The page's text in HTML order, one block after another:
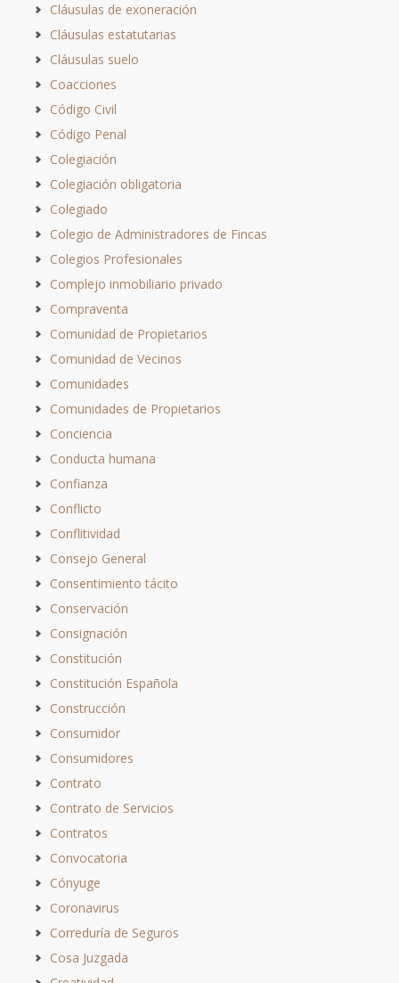
Cláusulas de exoneración
Cláusulas estatutarias
Cláusulas suelo
Coacciones
Código Civil
Código Penal
Colegiación
Colegiación obligatoria
Colegiado
Colegio de Administradores de Fincas
Colegios Profesionales
Complejo inmobiliario privado
Compraventa
Comunidad de Propietarios
Comunidad de Vecinos
Comunidades
Comunidades de Propietarios
Conciencia
Conducta humana
Confianza
Conflicto
Conflitividad
Consejo General
Consentimiento tácito
Conservación
Consignación
Constitución
Constitución Española
Construcción
Consumidor
Consumidores
Contrato
Contrato de Servicios
Contratos
Convocatoria
Cónyuge
Coronavirus
Correduría de Seguros
Cosa Juzgada